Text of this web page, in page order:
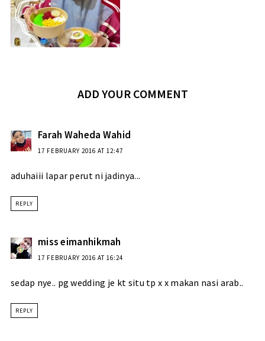
ADD YOUR COMMENT
Farah Waheda Wahid
17 FEBRUARY 2016 AT 12:47
aduhaiii lapar perut ni jadinya...
REPLY
miss eimanhikmah
17 FEBRUARY 2016 AT 16:24
sedap nye.. pg wedding je kt situ tp x x makan nasi arab..
REPLY